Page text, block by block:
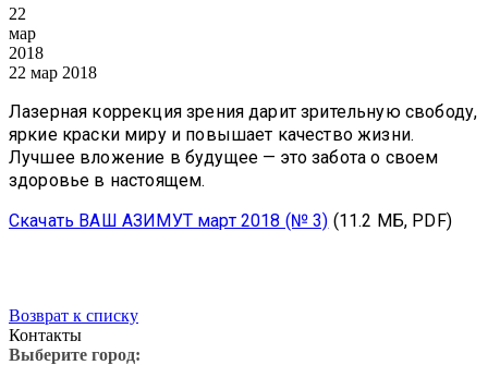
22
мар
2018
22 мар 2018
Лазерная коррекция зрения дарит зрительную свободу,
яркие краски миру и повышает качество жизни.
Лучшее вложение в будущее — это забота о своем
здоровье в настоящем.
Скачать ВАШ АЗИМУТ март 2018 (№ 3) (11.2 МБ, PDF)
на
Возврат к списку
Контакты
Выберите город: